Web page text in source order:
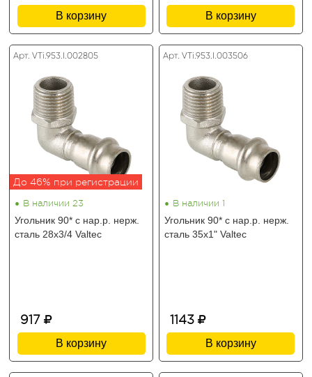
В корзину В корзину
Арт. VTi.953.I.002805
До 46% при регистрации
• В наличии 23
Угольник 90* с нар.р. нерж.
сталь 28х3/4 Valtec
917
В корзину
Арт. VTi.953.I.003506
• В наличии 1
Угольник 90* с нар.р. нерж.
сталь 35х1" Valtec
1143
В корзину